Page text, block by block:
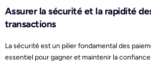
Assurer la sécurité et la rapidité
transactions
La sécurité est un pilier fondamental des
essentiel pour gagner et maintenir la